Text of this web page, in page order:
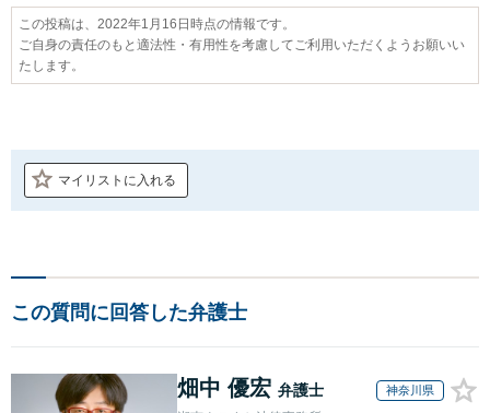
この投稿は、2022年1月16日時点の情報です。
ご自身の責任のもと適法性・有用性を考慮してご利用いただくようお願いい
たします。
マイリストに入れる
この質問に回答した弁護士
畑中 優宏 弁護士 神奈川県